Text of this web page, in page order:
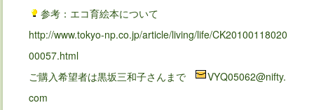
参考：エコ育絵本について
http://www.tokyo-np.co.jp/article/living/life/CK20100118020
00057.html
ご購入希望者は黒坂三和子さんまで
VYQ05062@nifty.
com